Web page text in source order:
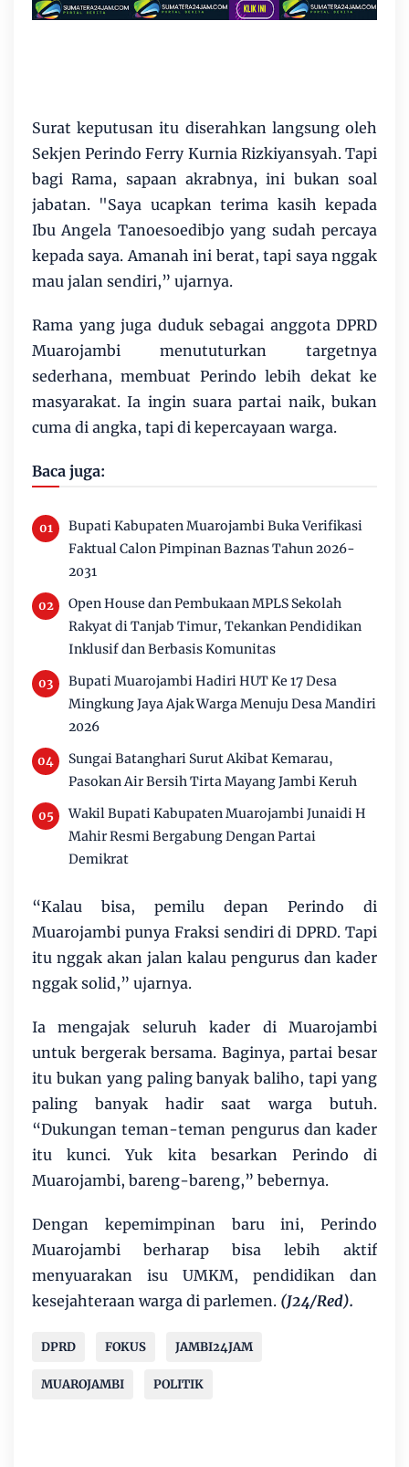
Surat keputusan itu diserahkan langsung oleh
Sekjen Perindo Ferry Kurnia Rizkiyansyah. Tapi
bagi Rama, sapaan akrabnya, ini bukan soal
jabatan. "Saya ucapkan terima kasih kepada
Ibu Angela Tanoesoedibjo yang sudah percaya
kepada saya. Amanah ini berat, tapi saya nggak
mau jalan sendiri,” ujarnya.
Rama yang juga duduk sebagai anggota DPRD
Muarojambi menututurkan targetnya
sederhana, membuat Perindo lebih dekat ke
masyarakat. Ia ingin suara partai naik, bukan
cuma di angka, tapi di kepercayaan warga.
Baca juga:
Bupati Kabupaten Muarojambi Buka Verifikasi
Faktual Calon Pimpinan Baznas Tahun 2026-
2031
Open House dan Pembukaan MPLS Sekolah
Rakyat di Tanjab Timur, Tekankan Pendidikan
Inklusif dan Berbasis Komunitas
Bupati Muarojambi Hadiri HUT Ke 17 Desa
Mingkung Jaya Ajak Warga Menuju Desa Mandiri
2026
Sungai Batanghari Surut Akibat Kemarau,
Pasokan Air Bersih Tirta Mayang Jambi Keruh
Wakil Bupati Kabupaten Muarojambi Junaidi H
Mahir Resmi Bergabung Dengan Partai
Demikrat
“Kalau bisa, pemilu depan Perindo di
Muarojambi punya Fraksi sendiri di DPRD. Tapi
itu nggak akan jalan kalau pengurus dan kader
nggak solid,” ujarnya.
Ia mengajak seluruh kader di Muarojambi
untuk bergerak bersama. Baginya, partai besar
itu bukan yang paling banyak baliho, tapi yang
paling banyak hadir saat warga butuh.
“Dukungan teman-teman pengurus dan kader
itu kunci. Yuk kita besarkan Perindo di
Muarojambi, bareng-bareng,” bebernya.
Dengan kepemimpinan baru ini, Perindo
Muarojambi berharap bisa lebih aktif
menyuarakan isu UMKM, pendidikan dan
kesejahteraan warga di parlemen. (J24/Red).
DPRD FOKUS JAMBI24JAM
MUAROJAMBI POLITIK